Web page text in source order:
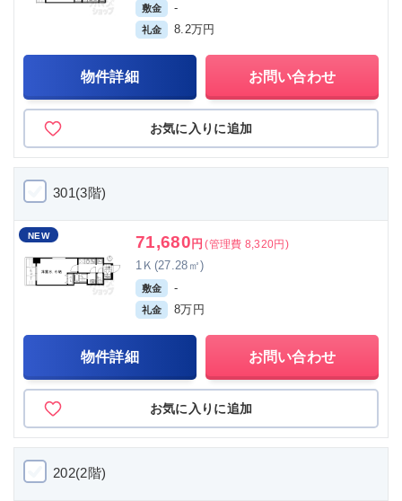
敷金 -
礼金 8.2万円
物件詳細 お問い合わせ
お気に入りに追加
301(3階)
NEW 71,680 円 (管理費 8,320円)
1Ｋ(27.28㎡)
敷金 -
礼金 8万円
物件詳細 お問い合わせ
お気に入りに追加
202(2階)